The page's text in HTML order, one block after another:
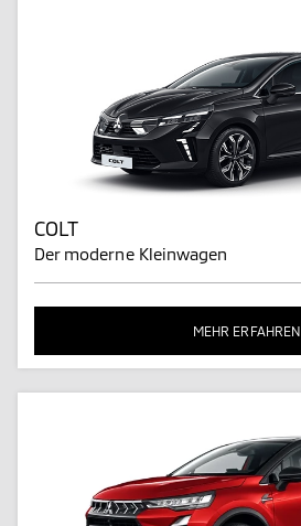
COLT
Der moderne Kleinwagen
MEHR ERFAHREN